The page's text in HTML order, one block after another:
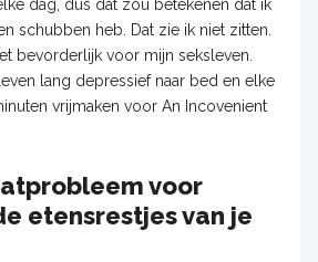
dag, dus dat zou betekenen dat ik
schubben heb. Dat zie ik niet zitten.
bevorderlijk voor mijn seksleven.
lang depressief naar bed en elke
vrijmaken voor An Incovenient
voor
etensrestjes van je